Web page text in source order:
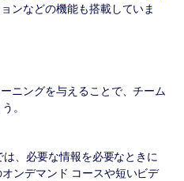
ンなどの機能も搭載していま
ニングを与えることで、チーム
。
、必要な情報を必要なときに
ンデマンド コースや短いビデ